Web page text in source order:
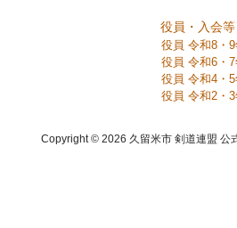
役員・入会等
役員 令和8・
役員 令和6・
役員 令和4・
役員 令和2・
Copyright © 2026 久留米市 剣道連盟